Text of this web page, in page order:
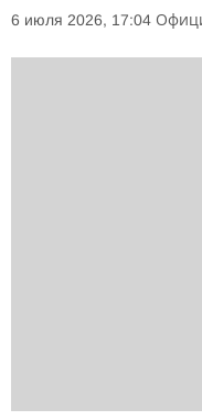
6 июля 2026, 17:04